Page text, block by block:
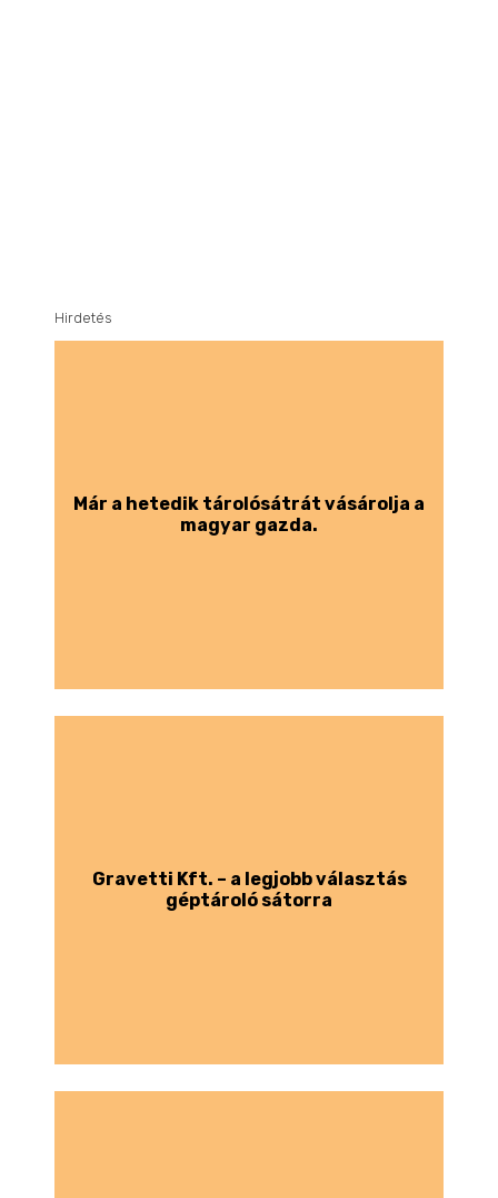
Hirdetés
Már a hetedik tárolósátrát vásárolja a
magyar gazda.
Gravetti Kft. – a legjobb választás
géptároló sátorra